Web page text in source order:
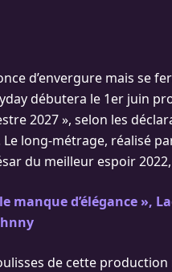
d’envergure mais se
débutera le 1er juin
2027 », selon les
Le long-métrage, réalisé
du meilleur espoir
manque d’élégance »,
de cette